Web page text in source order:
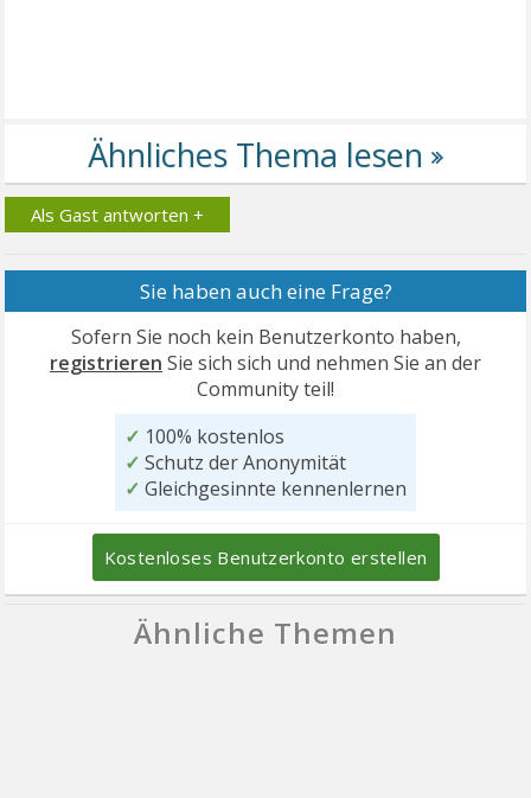
Als Gast antworten +
Sie haben auch eine Frage?
Sofern Sie noch kein Benutzerkonto haben,
registrieren Sie sich sich und nehmen Sie an der
Community teil!
✓ 100% kostenlos
✓ Schutz der Anonymität
✓ Gleichgesinnte kennenlernen
Kostenloses Benutzerkonto erstellen
Ähnliche Themen